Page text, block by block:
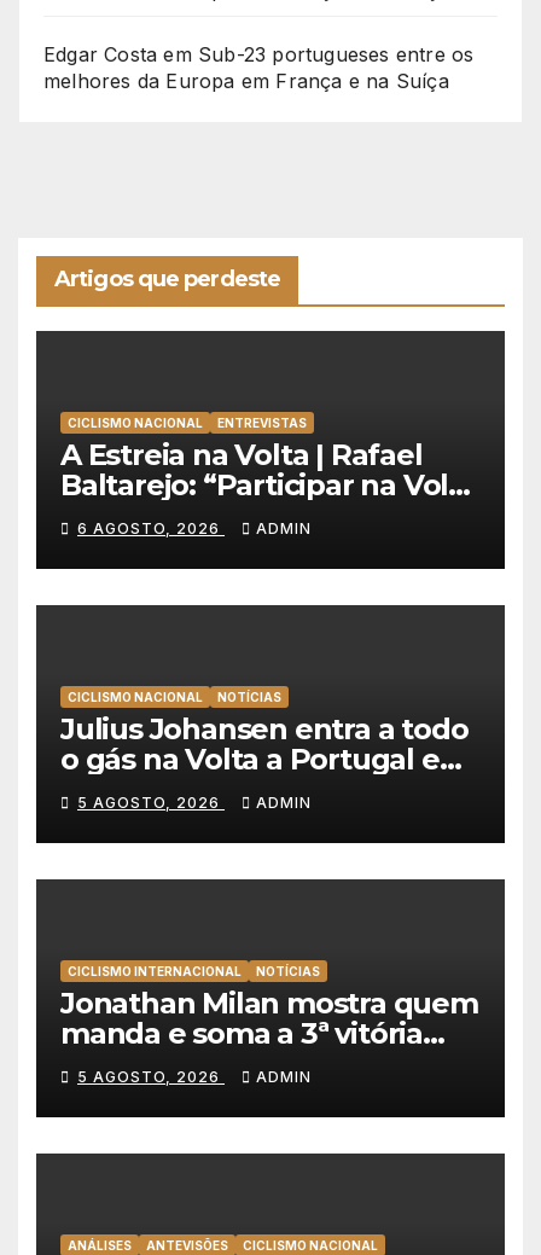
Edgar Costa em Sub-23 portugueses entre os
melhores da Europa em França e na Suíça
Artigos que perdeste
CICLISMO NACIONAL ENTREVISTAS
A Estreia na Volta | Rafael
Baltarejo: “Participar na Volta
a Portugal é o sonho de
qualquer ciclista”
6 AGOSTO, 2026 ADMIN
CICLISMO NACIONAL NOTÍCIAS
Julius Johansen entra a todo
o gás na Volta a Portugal e
lidera dobradinha da UAE
Team Emirates em Lisboa
5 AGOSTO, 2026 ADMIN
CICLISMO INTERNACIONAL NOTÍCIAS
Jonathan Milan mostra quem
manda e soma a 3ª vitória
consecutiva na Volta a
Polónia
5 AGOSTO, 2026 ADMIN
ANÁLISES ANTEVISÕES CICLISMO NACIONAL